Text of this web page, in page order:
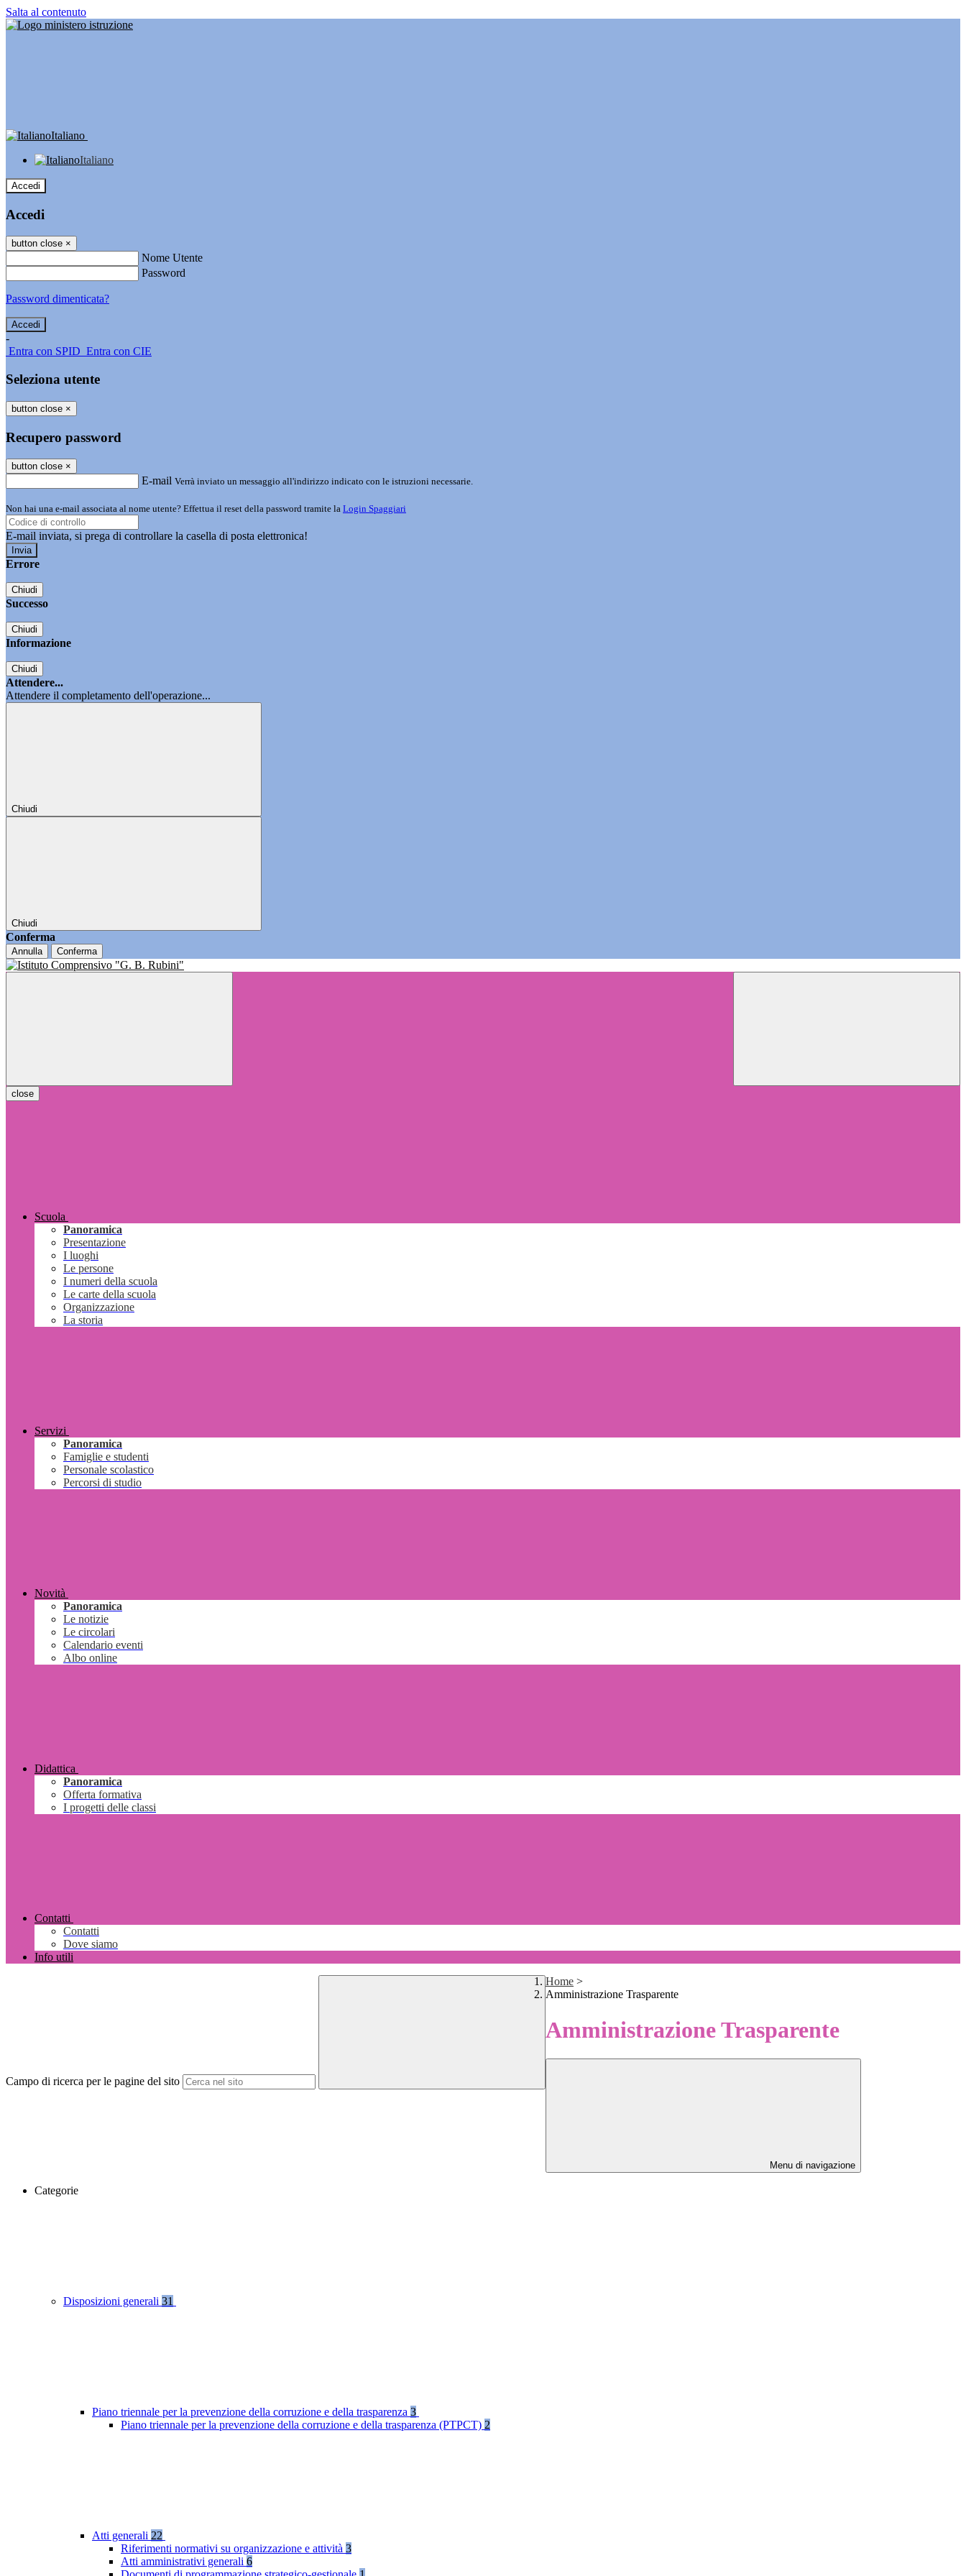
Salta al contenuto
Italiano
Italiano
Accedi
Accedi
button close ×
Nome Utente
Password
Password dimenticata?
-
Entra con SPID Entra con CIE
Seleziona utente
button close ×
Recupero password
button close ×
E-mail Verrà inviato un messaggio all'indirizzo indicato con le istruzioni necessarie.
Non hai una e-mail associata al nome utente? Effettua il reset della password tramite la Login Spaggiari
E-mail inviata, si prega di controllare la casella di posta elettronica!
Errore
Chiudi
Successo
Chiudi
Informazione
Chiudi
Attendere...
Attendere il completamento dell'operazione...
Chiudi
Chiudi
Conferma
Annulla Conferma
close
Scuola
Panoramica
Presentazione
I luoghi
Le persone
I numeri della scuola
Le carte della scuola
Organizzazione
La storia
Servizi
Panoramica
Famiglie e studenti
Personale scolastico
Percorsi di studio
Novità
Panoramica
Le notizie
Le circolari
Calendario eventi
Albo online
Didattica
Panoramica
Offerta formativa
I progetti delle classi
Contatti
Contatti
Dove siamo
Info utili
Campo di ricerca per le pagine del sito
Home >
Amministrazione Trasparente
Amministrazione Trasparente
Menu di navigazione
Categorie
Disposizioni generali 31
Piano triennale per la prevenzione della corruzione e della trasparenza 3
Piano triennale per la prevenzione della corruzione e della trasparenza (PTPCT) 2
Atti generali 22
Riferimenti normativi su organizzazione e attività 3
Atti amministrativi generali 6